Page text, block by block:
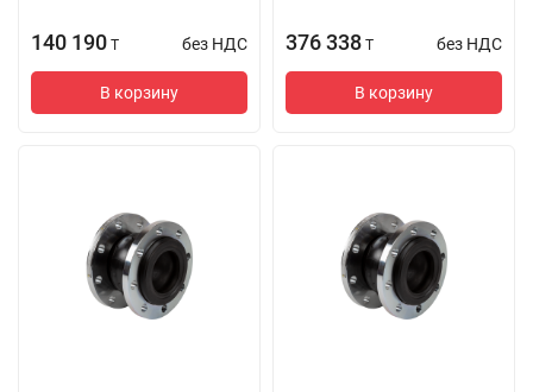
140 190 T без НДС
В корзину
376 338 T без НДС
В корзину